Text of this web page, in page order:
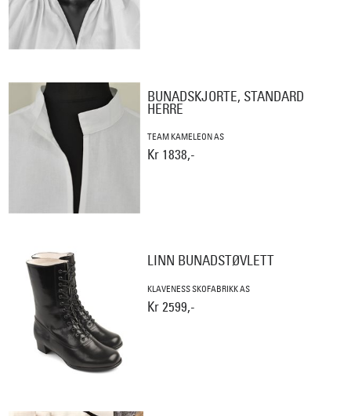
BUNADSKJORTE, STANDARD
HERRE
TEAM KAMELEON AS
Kr 1838,-
LINN BUNADSTØVLETT
KLAVENESS SKOFABRIKK AS
Kr 2599,-